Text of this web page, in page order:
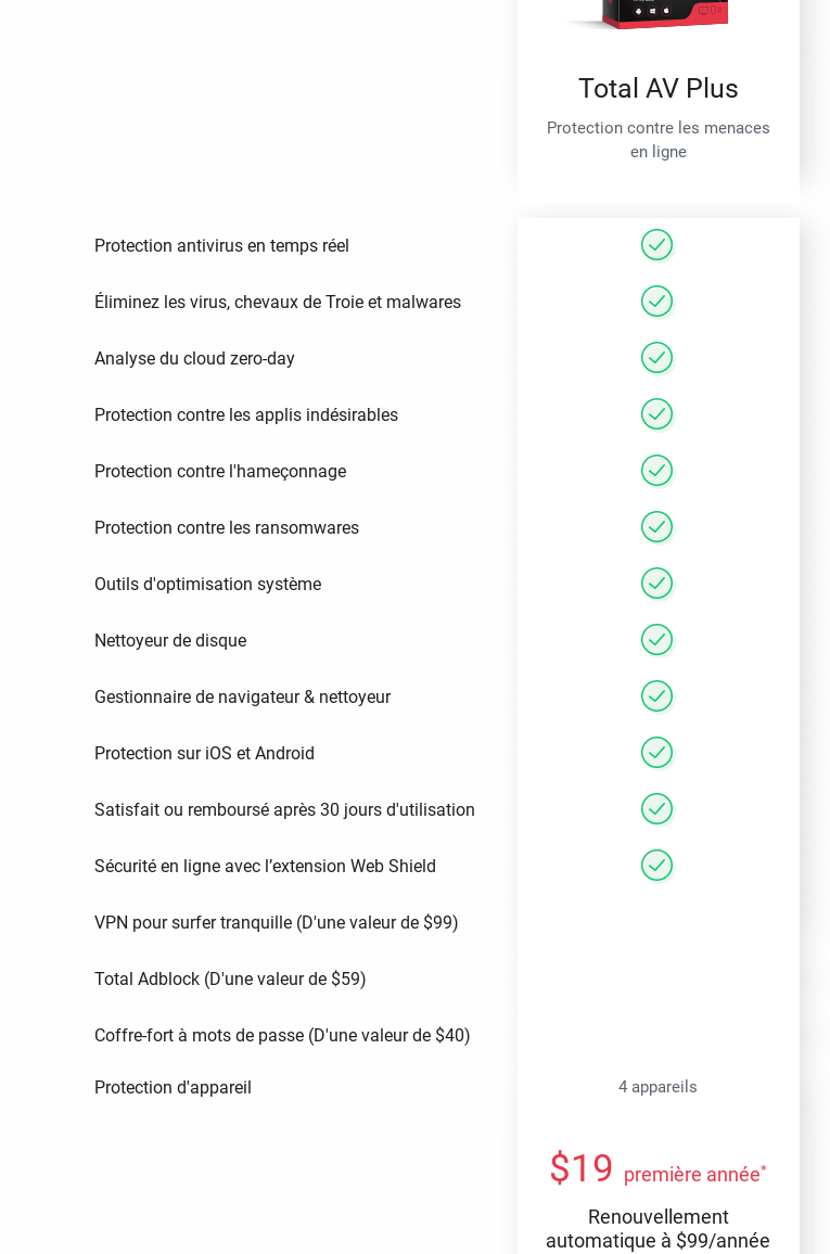
Total AV Plus
Protection contre les menaces
en ligne
Protection antivirus en temps réel
Éliminez les virus, chevaux de Troie et malwares
Analyse du cloud zero-day
Protection contre les applis indésirables
Protection contre l'hameçonnage
Protection contre les ransomwares
Outils d'optimisation système
Nettoyeur de disque
Gestionnaire de navigateur & nettoyeur
Protection sur iOS et Android
Satisfait ou remboursé après 30 jours d'utilisation
Sécurité en ligne avec l’extension Web Shield
VPN pour surfer tranquille (D'une valeur de $99)
Total Adblock (D'une valeur de $59)
Coffre-fort à mots de passe (D'une valeur de $40)
Protection d'appareil 4 appareils
$19 première année*
Renouvellement
automatique à $99/année